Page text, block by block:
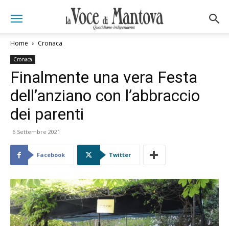
Home Cronaca
Cronaca
Finalmente una vera Festa
dell’anziano con l’abbraccio
dei parenti
6 Settembre 2021
Facebook Twitter